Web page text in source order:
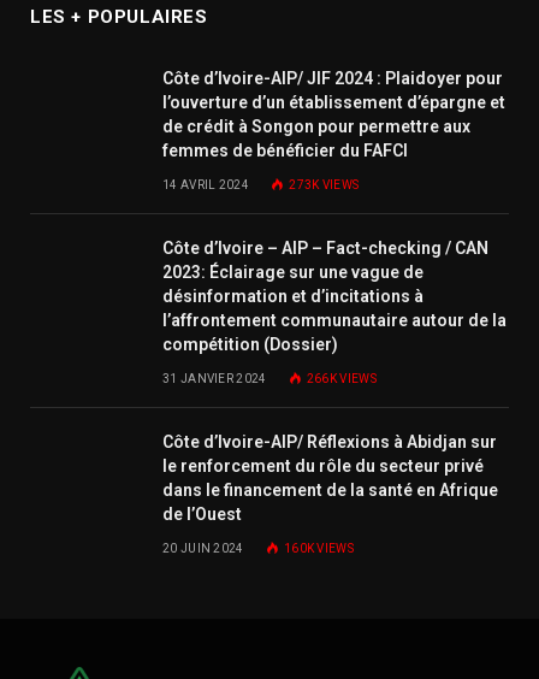
LES + POPULAIRES
Côte d’Ivoire-AIP/ JIF 2024 : Plaidoyer pour
l’ouverture d’un établissement d’épargne et
de crédit à Songon pour permettre aux
femmes de bénéficier du FAFCI
14 AVRIL 2024 273K VIEWS
Côte d’Ivoire – AIP – Fact-checking / CAN
2023: Éclairage sur une vague de
désinformation et d’incitations à
l’affrontement communautaire autour de la
compétition (Dossier)
31 JANVIER 2024 266KVIEWS
Côte d’Ivoire-AIP/ Réflexions à Abidjan sur
le renforcement du rôle du secteur privé
dans le financement de la santé en Afrique
de l’Ouest
20 JUIN 2024 160KVIEWS